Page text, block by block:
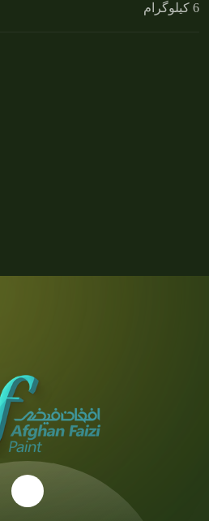
6 کیلوگرام